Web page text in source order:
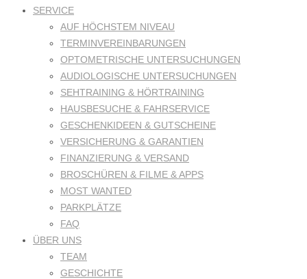
SERVICE
AUF HÖCHSTEM NIVEAU
TERMINVEREINBARUNGEN
OPTOMETRISCHE UNTERSUCHUNGEN
AUDIOLOGISCHE UNTERSUCHUNGEN
SEHTRAINING & HÖRTRAINING
HAUSBESUCHE & FAHRSERVICE
GESCHENKIDEEN & GUTSCHEINE
VERSICHERUNG & GARANTIEN
FINANZIERUNG & VERSAND
BROSCHÜREN & FILME & APPS
MOST WANTED
PARKPLÄTZE
FAQ
ÜBER UNS
TEAM
GESCHICHTE